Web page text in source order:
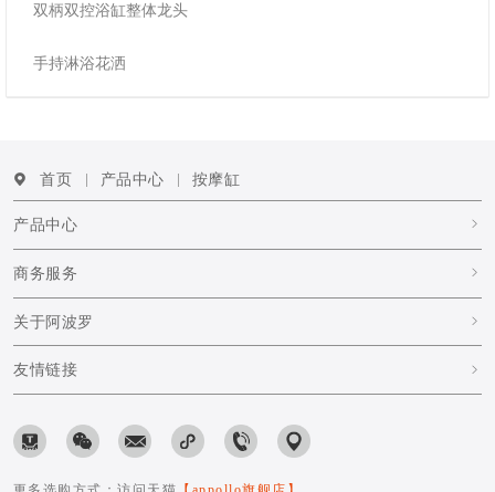
双柄双控浴缸整体龙头
手持淋浴花洒
首页 产品中心 按摩缸
产品中心
商务服务
关于阿波罗
友情链接